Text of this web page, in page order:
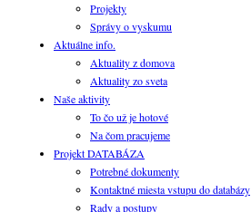
Projekty
Správy o vyskumu
Aktuálne info.
Aktuality z domova
Aktuality zo sveta
Naše aktivity
To čo už je hotové
Na čom pracujeme
Projekt DATABÁZA
Potrebné dokumenty
Kontaktné miesta vstupu do databázy
Rady a postupy